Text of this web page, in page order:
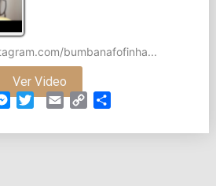
bumbanafofinha...
Ver Video
Messenger
TwitterEmail Copy